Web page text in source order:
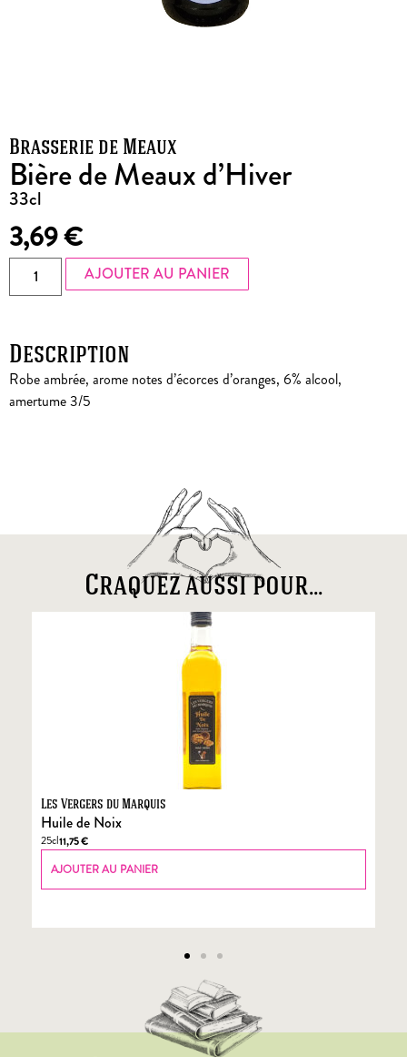
Brasserie de Meaux
Bière de Meaux d’Hiver
33cl
3,69€
AJOUTER AU PANIER
Description
Robe ambrée, arome notes d’écorces d’oranges, 6% alcool,
amertume 3/5
Craquez aussi pour...
Les Vergers du Marquis
Huile de Noix
25cl11,75€
AJOUTER AU PANIER